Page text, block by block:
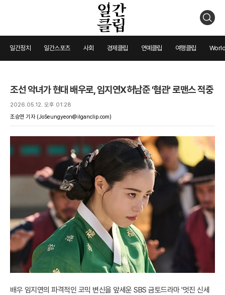
검
일간정치 일간스포츠 사회 경제클립 연예클립 여행클립
조선 악녀가 현대 배우로, 임지연X허남준 '혐관' 로맨스 적중
2026.05.12. 오후 01:28
조승연 기자 (JoSeungyeon@ilganclip.com)
배우 임지연의 파격적인 코믹 변신을 앞세운 SBS 금토드라마 '멋진 신세